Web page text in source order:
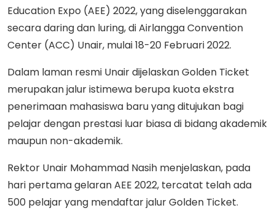
Education Expo (AEE) 2022, yang diselenggarakan
secara daring dan luring, di Airlangga Convention
Center (ACC) Unair, mulai 18-20 Februari 2022.
Dalam laman resmi Unair dijelaskan Golden Ticket
merupakan jalur istimewa berupa kuota ekstra
penerimaan mahasiswa baru yang ditujukan bagi
pelajar dengan prestasi luar biasa di bidang akademik
maupun non-akademik.
Rektor Unair Mohammad Nasih menjelaskan, pada
hari pertama gelaran AEE 2022, tercatat telah ada
500 pelajar yang mendaftar jalur Golden Ticket.